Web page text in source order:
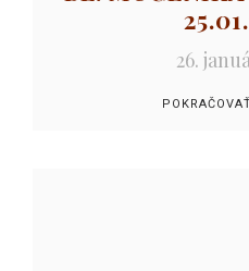
26.